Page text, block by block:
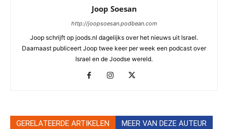
Joop Soesan
http://joopsoesan.podbean.com
Joop schrijft op joods.nl dagelijks over het nieuws uit Israel.
Daarnaast publiceert Joop twee keer per week een podcast over
Israel en de Joodse wereld.
GERELATEERDE ARTIKELEN MEER VAN DEZE AUTEUR